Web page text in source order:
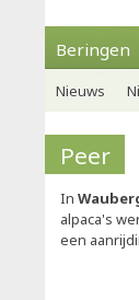
Beringen
Nieuws
Peer
In
alpaca's
een